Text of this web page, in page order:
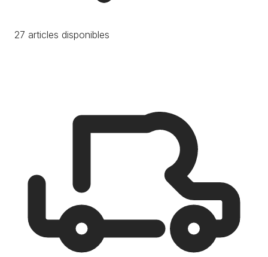
27 articles disponibles